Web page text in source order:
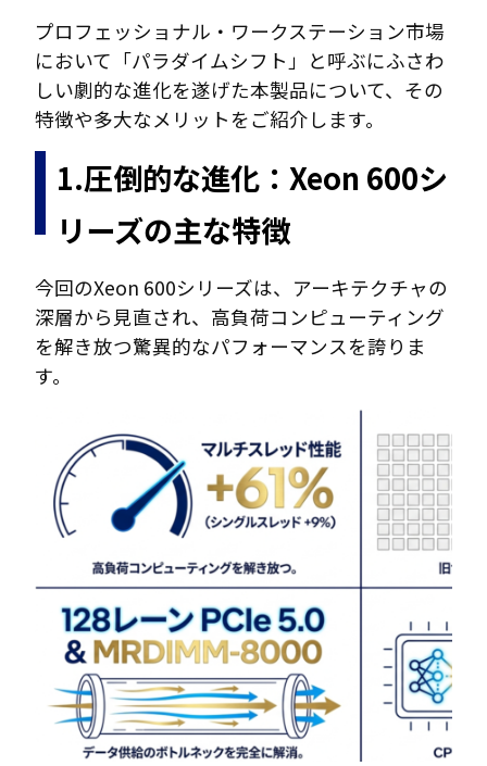
プロフェッショナル・ワークステーション市場
において「パラダイムシフト」と呼ぶにふさわ
しい劇的な進化を遂げた本製品について、その
特徴や多大なメリットをご紹介します。
1.圧倒的な進化：Xeon 600シ
リーズの主な特徴
今回のXeon 600シリーズは、アーキテクチャの
深層から見直され、高負荷コンピューティング
を解き放つ驚異的なパフォーマンスを誇りま
す。